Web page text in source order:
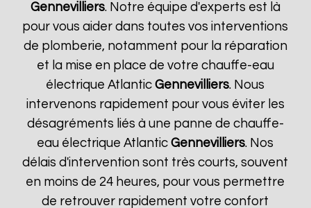
Gennevilliers. Notre équipe d'experts est là
pour vous aider dans toutes vos interventions
de plomberie, notamment pour la réparation
et la mise en place de votre chauffe-eau
électrique AtlanticGennevilliers. Nous
intervenons rapidement pour vous éviter les
désagréments liés à une panne de chauffe-
eau électrique AtlanticGennevilliers. Nos
délais d'intervention sont très courts, souvent
en moins de 24 heures, pour vous permettre
de retrouver rapidement votre confort